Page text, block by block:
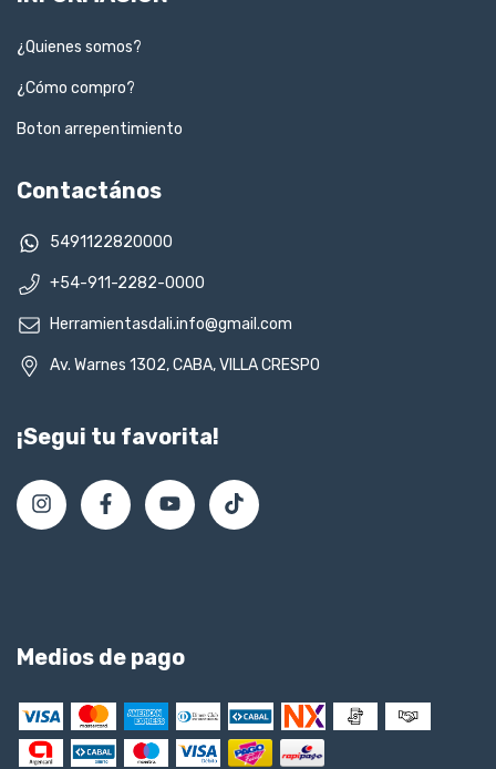
¿Quienes somos?
¿Cómo compro?
Boton arrepentimiento
Contactános
5491122820000
+54-911-2282-0000
Herramientasdali.info@gmail.com
Av. Warnes 1302, CABA, VILLA CRESPO
¡Segui tu favorita!
Medios de pago